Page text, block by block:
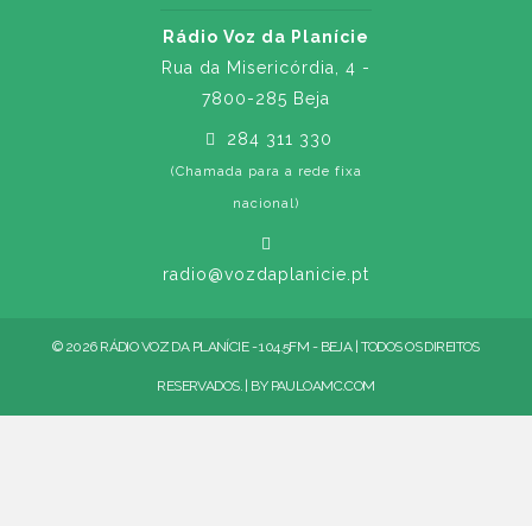
Rádio Voz da Planície
Rua da Misericórdia, 4 -
7800-285 Beja
284 311 330
(Chamada para a rede fixa
nacional)
radio@vozdaplanicie.pt
© 2026 RÁDIO VOZ DA PLANÍCIE - 104.5FM - BEJA | TODOS OS DIREITOS
RESERVADOS. | BY PAULOAMC.COM